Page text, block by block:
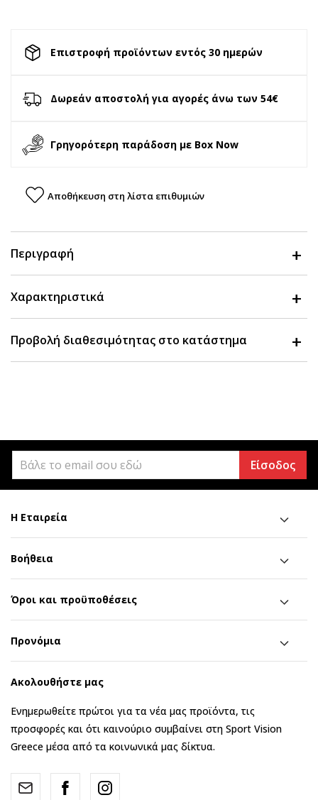
Επιστροφή προϊόντων εντός 30 ημερών
Δωρεάν αποστολή για αγορές άνω των 54€
Γρηγορότερη παράδοση με Box Now
Αποθήκευση στη λίστα επιθυμιών
Περιγραφή
Χαρακτηριστικά
Προβολή διαθεσιμότητας στο κατάστημα
Είσοδος
Η Εταιρεία
Βοήθεια
Όροι και προϋποθέσεις
Προνόμια
Ακολουθήστε μας
Ενημερωθείτε πρώτοι για τα νέα μας προϊόντα, τις
προσφορές και ότι καινούριο συμβαίνει στη Sport Vision
Greece μέσα από τα κοινωνικά μας δίκτυα.